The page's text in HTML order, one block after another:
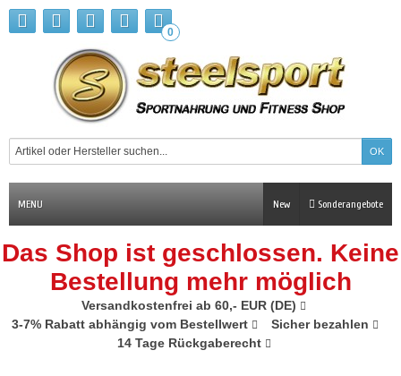
0
MENU Sonderangebote
New
Das Shop ist geschlossen. Keine
Bestellung mehr möglich
Versandkostenfrei ab 60,- EUR (DE)
3-7% Rabatt abhängig vom Bestellwert
Sicher bezahlen
14 Tage Rückgaberecht